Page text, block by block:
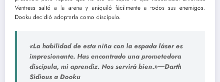
Ventress saltó a la arena y aniquiló fácilmente a todos sus enemigos.
Dooku decidió adoptarla como discípulo.
«La habilidad de esta niña con la espada láser es
impresionante. Has encontrado una prometedora
discípula, mi aprendiz. Nos servirá bien.»―Darth
Sidious a Dooku